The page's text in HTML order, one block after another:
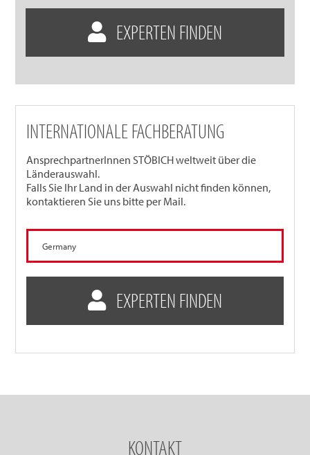
EXPERTEN FINDEN
INTERNATIONALE FACHBERATUNG
AnsprechpartnerInnen STÖBICH weltweit über die
Länderauswahl.
Falls Sie Ihr Land in der Auswahl nicht finden können,
kontaktieren Sie uns bitte per Mail.
EXPERTEN FINDEN
KONTAKT